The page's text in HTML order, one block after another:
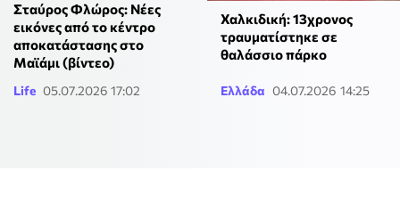
Σταύρος Φλώρος: Νέες
εικόνες από το κέντρο
αποκατάστασης στο
Μαϊάμι (βίντεο)
Life 05.07.2026 17:02
Χαλκιδική: 13χρονος
τραυματίστηκε σε
θαλάσσιο πάρκο
Ελλάδα 04.07.2026 14:25